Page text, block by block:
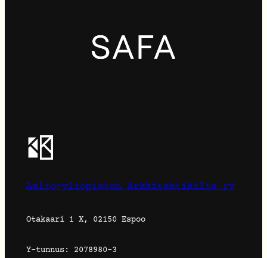
Aalto-yliopiston Arkkitehtikilta ry
Otakaari 1 X, 02150 Espoo
Y-tunnus: 2078980-3